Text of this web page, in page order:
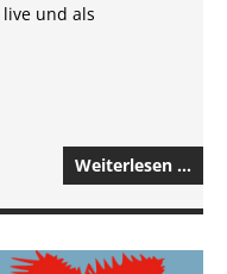
live und als
Weiterlesen …